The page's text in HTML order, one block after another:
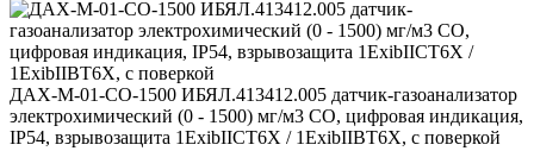
ДАХ-М-01-CO-1500 ИБЯЛ.413412.005 датчик-газоанализатор
электрохимический (0 - 1500) мг/м3 CO, цифровая индикация,
IP54, взрывозащита 1ExibIICT6X / 1ExibIIBT6X, с поверкой